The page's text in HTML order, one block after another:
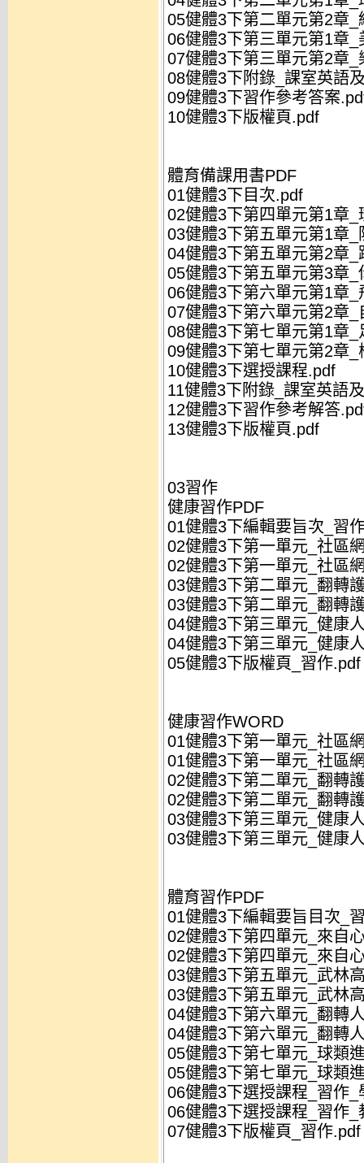
05健體3下第二單元第2章
06健體3下第三單元第1章
07健體3下第三單元第2章
08健體3下附錄_課室英語
09健體3下習作參考答案
10健體3下版權頁.pdf
體育備課用書PDF
01健體3下目次.pdf
02健體3下第四單元第1章
03健體3下第五單元第1章
04健體3下第五單元第2章
05健體3下第五單元第3章
06健體3下第六單元第1章
07健體3下第六單元第2章
08健體3下第七單元第1章
09健體3下第七單元第2章
10健體3下選授課程.pdf
11健體3下附錄_課室英語
12健體3下習作參考解答
13健體3下版權頁.pdf
03習作
健康習作PDF
01健體3下編輯要旨次_習
02健體3下第一單元_社區
02健體3下第一單元_社區
03健體3下第二單元_翻轉
03健體3下第二單元_翻轉
04健體3下第三單元_健康
04健體3下第三單元_健康
05健體3下版權頁_習作.pdf
健康習作WORD
01健體3下第一單元_社區
01健體3下第一單元_社區
02健體3下第二單元_翻轉
02健體3下第二單元_翻轉
03健體3下第三單元_健康
03健體3下第三單元_健康
體育習作PDF
01健體3下編輯要旨目次_
02健體3下第四單元_來自
02健體3下第四單元_來自
03健體3下第五單元_武林
03健體3下第五單元_武林
04健體3下第六單元_翻轉
04健體3下第六單元_翻轉
05健體3下第七單元_球類
05健體3下第七單元_球類
06健體3下選授課程_習作_
06健體3下選授課程_習作_
07健體3下版權頁_習作.pdf